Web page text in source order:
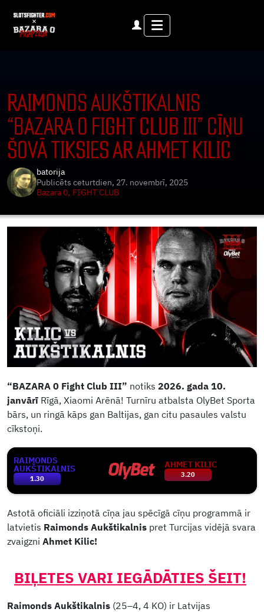
Menu
RAIMONDS AUKŠTIKALNIS
“BAZARA 0 FIGHT CLUB III” CĪŅU
ŠOVĀ TIKSIES AR AHMET KILIC
batorija
Publicēts ceturtdien, 27. novembrī, 2025
Bazara 0, FIGHT CLUB
“BAZARA 0 Fight Club III” notiks 2026. gada 10.
janvārī Rīgā, Xiaomi Arēnā! Turnīru atbalsta OlyBet Sporta
bārs, un ringā kāps gan Baltijas, gan citu pasaules valstu
cīkstoņi.
RAIMONDS
AUKŠTIKALNIS
1.30 3.20
AHMET KILIC
Astotā oficiāli izziņotā cīņa jau spēcīgā cīņu programmā ir
latvietis Raimonds Aukštikalnis pret Turcijas vidējā svara
zvaigzni Ahmet Kilic!
BIĻETES VARI IEGĀDĀTIES ŠEIT!
Raimonds Aukštikalnis (25–4, 4 KO) ir Latvijas